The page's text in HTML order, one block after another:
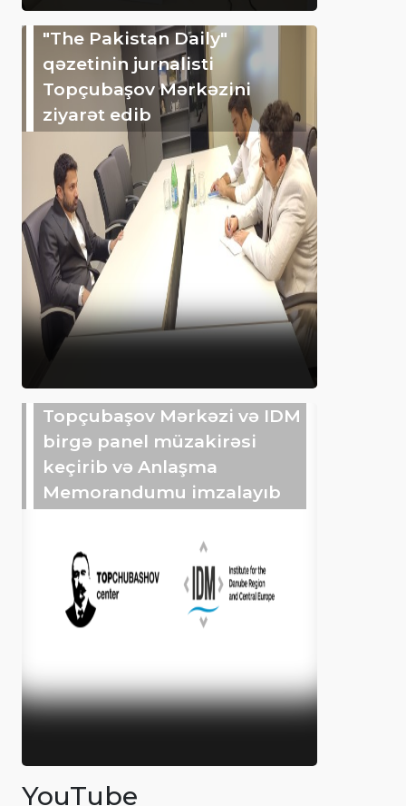
"The Pakistan Daily"
qəzetinin jurnalisti
Topçubaşov Mərkəzini
ziyarət edib
Topçubaşov Mərkəzi və IDM
birgə panel müzakirəsi
keçirib və Anlaşma
Memorandumu imzalayıb
YouTube